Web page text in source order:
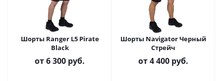
Шорты Ranger L5 Pirate
Black
от6 300 руб.
Шорты Navigator Черный
Стрейч
от4 400 руб.